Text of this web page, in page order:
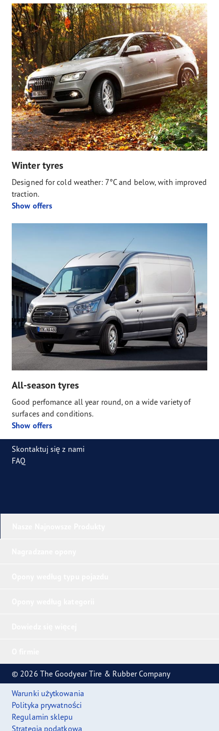
Winter tyres
Designed for cold weather: 7°C and below, with improved
traction.
Show offers
All-season tyres
Good perfomance all year round, on a wide variety of
surfaces and conditions.
Show offers
Skontaktuj się z nami
FAQ
© 2026 The Goodyear Tire & Rubber Company
Warunki użytkowania
Polityka prywatności
Regulamin sklepu
Strategia podatkowa